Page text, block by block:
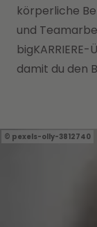
körperliche
und
damit du den
pexels-olly-3812740